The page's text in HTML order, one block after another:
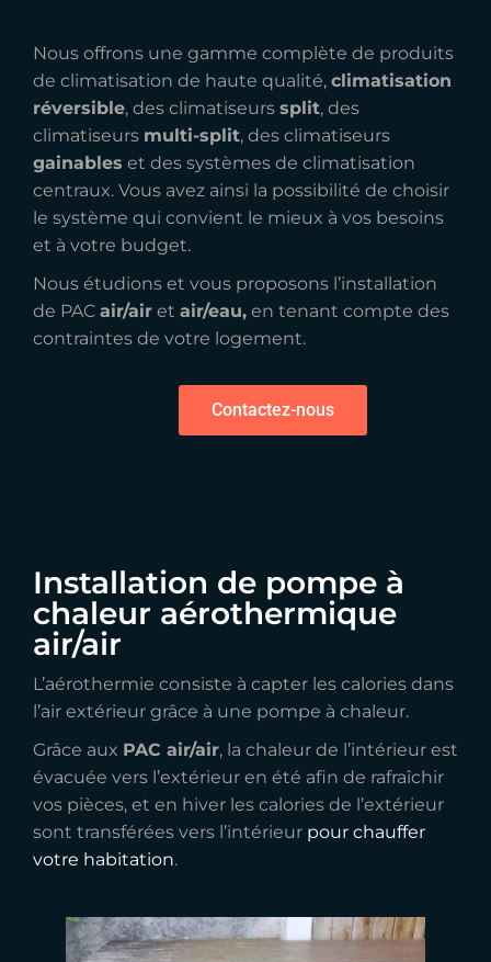
Nous offrons une gamme complète de produits
de climatisation de haute qualité, climatisation
réversible, des climatiseurs split, des
climatiseurs multi-split, des climatiseurs
gainables et des systèmes de climatisation
centraux. Vous avez ainsi la possibilité de choisir
le système qui convient le mieux à vos besoins
et à votre budget.
Nous étudions et vous proposons l’installation
de PAC air/air et air/eau, en tenant compte des
contraintes de votre logement.
Contactez-nous
Installation de pompe à
chaleur aérothermique
air/air
L’aérothermie consiste à capter les calories dans
l’air extérieur grâce à une pompe à chaleur.
Grâce aux PAC air/air, la chaleur de l’intérieur est
évacuée vers l’extérieur en été afin de rafraîchir
vos pièces, et en hiver les calories de l’extérieur
sont transférées vers l’intérieur pour chauffer
votre habitation.